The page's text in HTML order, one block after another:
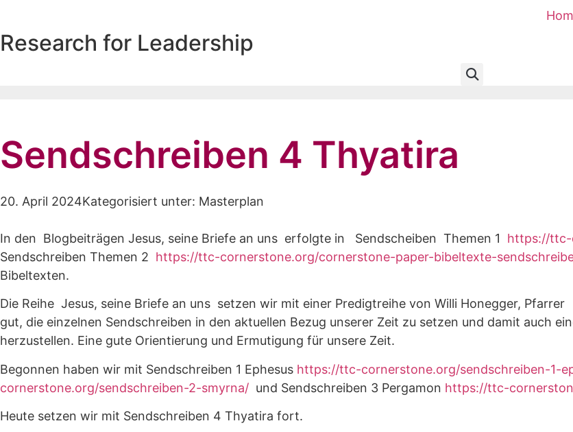
Research for Leadership
Sendschreiben 4 Thyatira
20. April 2024Kategorisiert unter: Masterplan
In den Blogbeiträgen Jesus, seine Briefe an uns erfolgte in Sendscheiben Themen 1 https://ttc-
Sendschreiben Themen 2 https://ttc-cornerstone.org/cornerstone-paper-bibeltexte-
Bibeltexten.
Die Reihe Jesus, seine Briefe an uns setzen wir mit einer Predigtreihe von Willi Honegger,
gut, die einzelnen Sendschreiben in den aktuellen Bezug unserer Zeit zu setzen und damit auch
herzustellen. Eine gute Orientierung und Ermutigung für unsere Zeit.
Begonnen haben wir mit Sendschreiben 1 Ephesus https://ttc-cornerstone.org/sendschreiben-1-
cornerstone.org/sendschreiben-2-smyrna/ und Sendschreiben 3 Pergamon https://ttc-
Heute setzen wir mit Sendschreiben 4 Thyatira fort.